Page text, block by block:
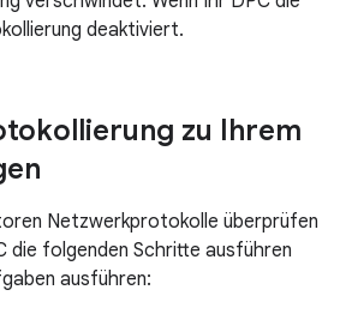
deaktiviert.
zu Ihrem
Netzwerkprotokolle überprüfen
die folgenden Schritte ausführen
ausführen: